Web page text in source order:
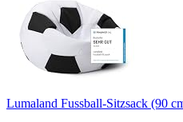
Lumaland Fussball-Sitzsack (90